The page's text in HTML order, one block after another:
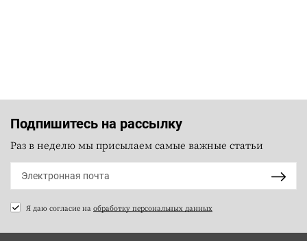
Подпишитесь на рассылку
Раз в неделю мы присылаем самые важные статьи
Я даю согласие на обработку персональных данных